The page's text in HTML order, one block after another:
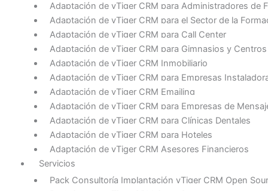
Adaptación de vTiger CRM para Administradores de
Adaptación de vTiger CRM para el Sector de la
Adaptación de vTiger CRM para Call Center
Adaptación de vTiger CRM para Gimnasios y
Adaptación de vTiger CRM Inmobiliario
Adaptación de vTiger CRM para Empresas
Adaptación de vTiger CRM Emailing
Adaptación de vTiger CRM para Empresas de
Adaptación de vTiger CRM para Clínicas Dentales
Adaptación de vTiger CRM para Hoteles
Adaptación de vTiger CRM Asesores Financieros
Servicios
Pack Consultoría Implantación vTiger CRM Open